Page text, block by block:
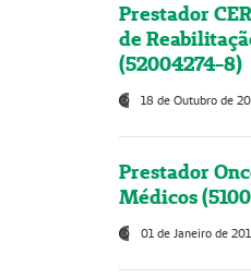
Prestador
de
(52004274-8)
18 de Outubro de
Prestador
Médicos
01 de Janeiro de